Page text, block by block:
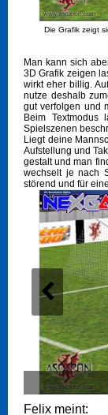
Die Grafik zeigt
Man kann sich
3D Grafik zeigen
wirkt eher billig.
nutze deshalb
gut verfolgen und
Beim
Spielszenen
Liegt deine
Aufstellung und
gestalt und man
wechselt je nach
störend und für
Felix meint: